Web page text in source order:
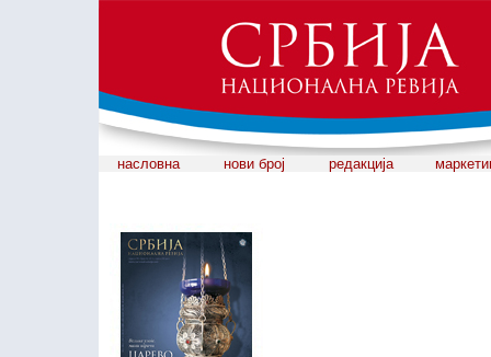
насловна нови број редакција